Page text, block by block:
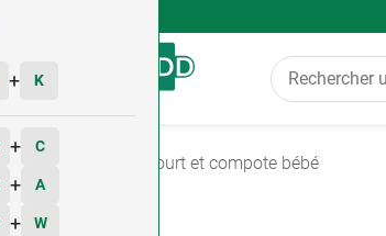
+ K
+ C
+ A
+ W
Yaourt et compote bébé